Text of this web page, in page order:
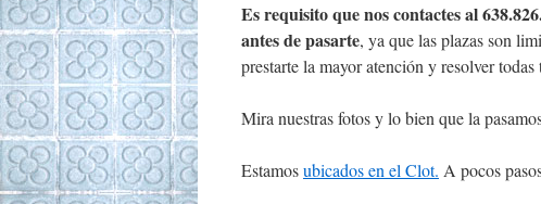
Es requisito que nos contactes al
antes de pasarte, ya que las plazas son
prestarte la mayor atención y resolver todas
Mira nuestras fotos y lo bien que la
Estamosubicados en el Clot. A pocos